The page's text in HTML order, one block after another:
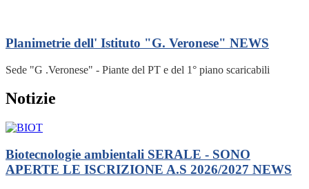
Planimetrie dell' Istituto "G. Veronese" NEWS
Sede "G .Veronese" - Piante del PT e del 1° piano scaricabili
Notizie
Biotecnologie ambientali SERALE - SONO
APERTE LE ISCRIZIONE A.S 2026/2027 NEWS